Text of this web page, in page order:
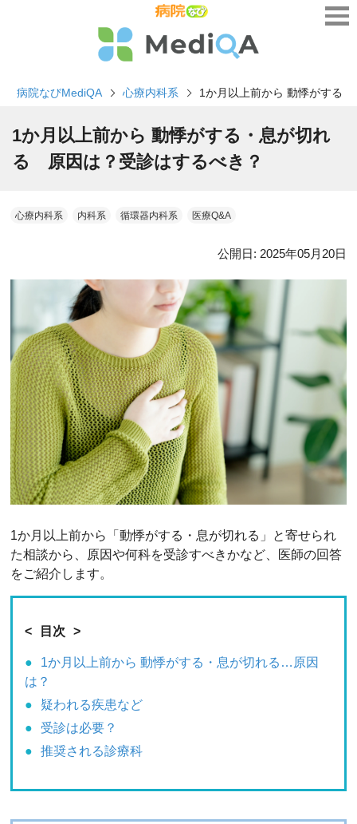
病院なびMediQA 心療内科系 1か月以上前から 動悸がする
1か月以上前から 動悸がする・息が切れ
る 原因は？受診はするべき？
心療内科系 内科系 循環器内科系 医療Q&A
公開日: 2025年05月20日
1か月以上前から「動悸がする・息が切れる」と寄せられ
た相談から、原因や何科を受診すべきかなど、医師の回答
をご紹介します。
目次
1か月以上前から 動悸がする・息が切れる…原因
は？
疑われる疾患など
受診は必要？
推奨される診療科